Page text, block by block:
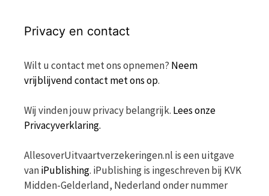
Privacy en contact
Wilt u contact met ons opnemen? Neem
vrijblijvend contact met ons op.
Wij vinden jouw privacy belangrijk. Lees onze
Privacyverklaring.
AllesoverUitvaartverzekeringen.nl is een uitgave
vaniPublishing. iPublishing is ingeschreven bij KVK
Midden-Gelderland, Nederland onder nummer